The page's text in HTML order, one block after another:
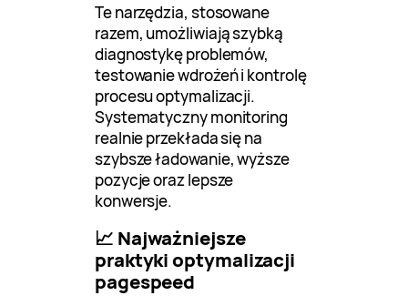
Te narzędzia, stosowane
razem, umożliwiają szybką
diagnostykę problemów,
testowanie wdrożeń i kontrolę
procesu optymalizacji.
Systematyczny monitoring
realnie przekłada się na
szybsze ładowanie, wyższe
pozycje oraz lepsze
konwersje.
📈 Najważniejsze
praktyki optymalizacji
pagespeed